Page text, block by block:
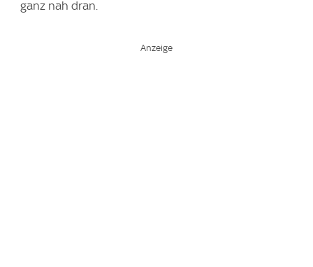
ganz nah dran.